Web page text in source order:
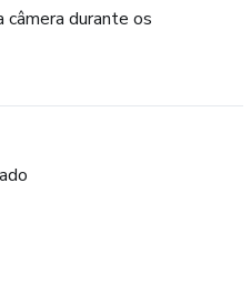
câmera durante os